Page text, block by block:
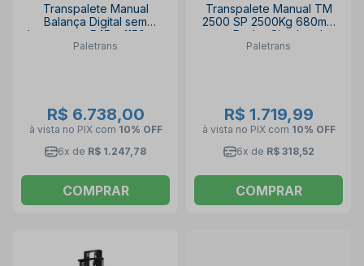
Transpalete Manual
Balança Digital sem
Impressora 545 x 1150mm
Simples Poliuretano
Paletrans
R$ 6.738,00
à vista no PIX com 10% OFF
6x de R$ 1.247,78
COMPRAR
Transpalete Manual TM
2500 SP 2500Kg 680mm
com Rodas Simples de
Poliuretano PALETRANS
Paletrans
R$ 1.719,99
à vista no PIX com 10% OFF
6x de R$ 318,52
COMPRAR